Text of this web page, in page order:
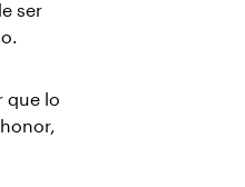
ser
que lo